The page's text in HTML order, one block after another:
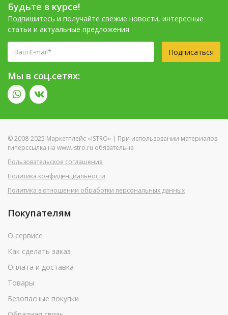
Будьте в курсе!
Подпишитесь и получайте свежие новости, интересные
статьи и актуальные предложения
Подписаться
Мы в соц.сетях:
© 2008-2025 Маркетплейс «ISTRO» | При использовании материалов
гиперссылка на www.istro.ru обязательна
Пользовательское соглашение
Политика конфиденциальности
Политика в отношении обработки персональных данных
Покупателям
О сервисе
Как сделать заказ
Оплата и доставка
Товары
Безопасные покупки